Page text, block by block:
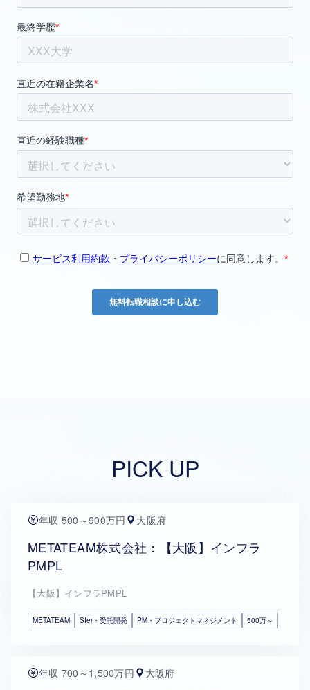
PICK UP
年収 500～900万円 大阪府
METATEAM株式会社：【大阪】インフラ
PMPL
【大阪】インフラPMPL
METATEAM SIer・受託開発 PM・プロジェクトマネジメント 500万～
年収 700～1,500万円 大阪府